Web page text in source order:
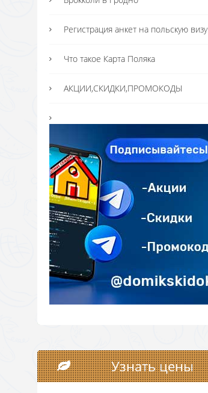
Регистрация анкет на польскую визу
Что такое Карта Поляка
АКЦИИ,СКИДКИ,ПРОМОКОДЫ
Узнать цены